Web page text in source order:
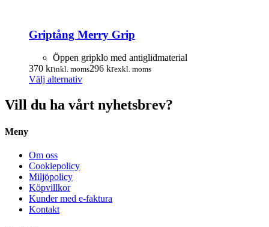
Griptång Merry Grip
Öppen gripklo med antiglidmaterial
370 krinkl. moms296 krexkl. moms
Välj alternativDen
produkten
har
på
Vill du ha vårt nyhetsbrev?
Meny
Om oss
Cookiepolicy
Miljöpolicy
Köpvillkor
Kunder med e-faktura
Kontakt